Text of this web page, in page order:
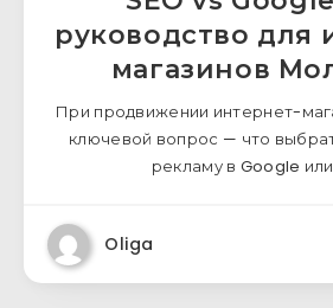
руководство для
магазинов
При продвижении интернет-
ключевой вопрос — что
рекламу в Google или
Oliga